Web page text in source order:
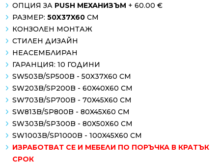
ОПЦИЯ ЗА PUSH МЕХАНИЗЪМ + 60.00 €
РАЗМЕР: 50X37X60 СМ
КОНЗОЛЕН МОНТАЖ
СТИЛЕН ДИЗАЙН
НЕАСЕМБЛИРАН
ГАРАНЦИЯ: 10 ГОДИНИ
SW503B/SP500B - 50X37X60 СМ
SW203B/SP200B - 60X40X60 СМ
SW703B/SP700B - 70X45X60 СМ
SW813B/SP800B - 80X45X60 СМ
SW303B/SP300B - 80X50X60 СМ
SW1003B/SP1000B - 100X45X60 СМ
ИЗРАБОТВАТ СЕ И МЕБЕЛИ ПО ПОРЪЧКА В КРАТЪК
СРОК